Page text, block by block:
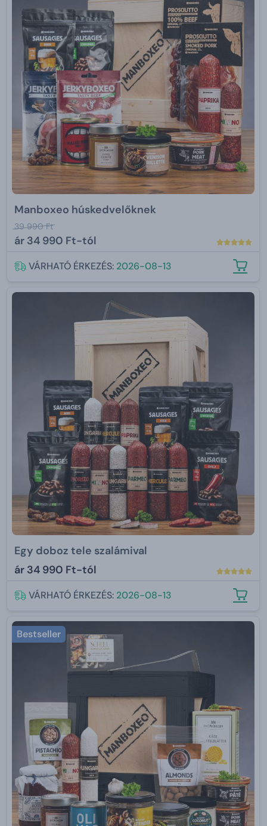
Manboxeo húskedvelőknek
39 990 Ft
ár 34 990 Ft-tól
VÁRHATÓ ÉRKEZÉS: 2026-08-13
Egy doboz tele szalámival
ár 34 990 Ft-tól
VÁRHATÓ ÉRKEZÉS: 2026-08-13
Bestseller